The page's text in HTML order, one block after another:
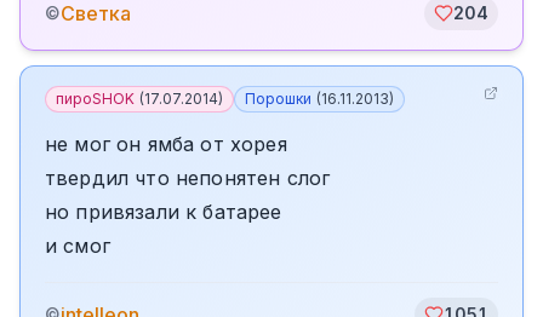
©Светка 204
пироSHOK (17.07.2014) Порошки (16.11.2013)
не мог он ямба от хорея
твердил что непонятен слог
но привязали к батарее
и смог